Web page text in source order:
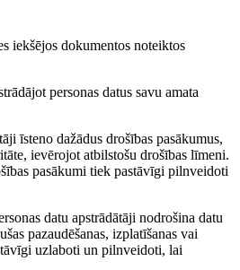
iekšējos dokumentos noteiktos
personas datus savu amata
īsteno dažādus drošības pasākumus,
ievērojot atbilstošu drošības līmeni.
pasākumi tiek pastāvīgi pilnveidoti
datu apstrādātāji nodrošina datu
pazaudēšanas, izplatīšanas vai
uzlaboti un pilnveidoti, lai